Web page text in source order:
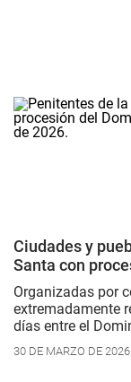
Ciudades y
Santa con
Organizadas por
extremadamente
días entre el
30 DE MARZO DE